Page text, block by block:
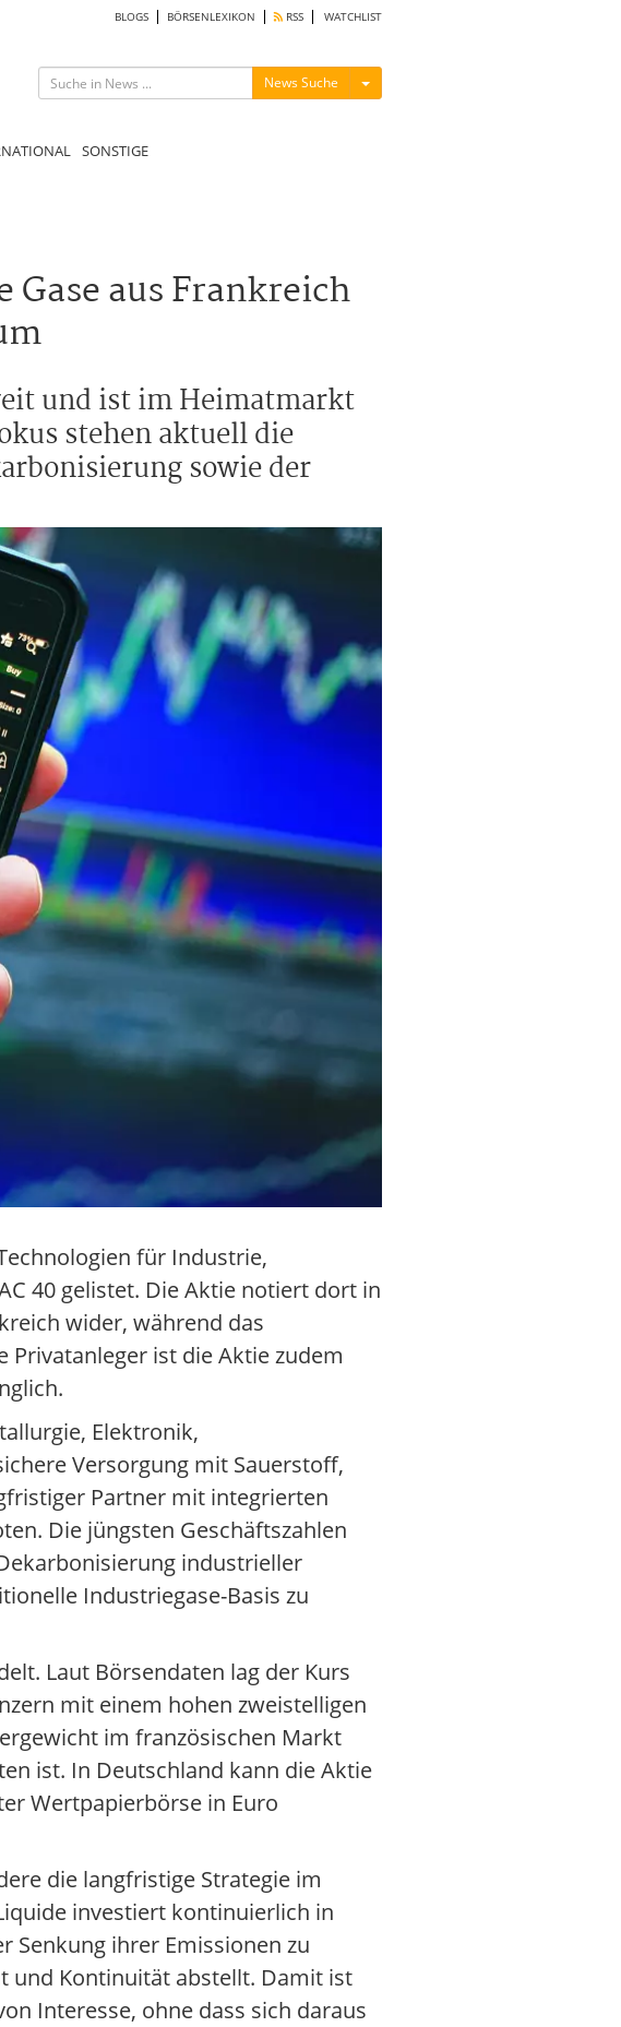
BLOGS BÖRSENLEXIKON RSS WATCHLIST
News Suche Menü ein-/ausblenden
SONSTIGE
aus Frankreich
und ist im Heimatmarkt
stehen aktuell die
sowie der
für Industrie,
40 gelistet. Die Aktie notiert dort in
wider, während das
ist die Aktie zudem
Elektronik,
Versorgung mit Sauerstoff,
Partner mit integrierten
Die jüngsten Geschäftszahlen
industrieller
Industriegase-Basis zu
Laut Börsendaten lag der Kurs
mit einem hohen zweistelligen
im französischen Markt
ist. In Deutschland kann die Aktie
Wertpapierbörse in Euro
die langfristige Strategie im
investiert kontinuierlich in
Senkung ihrer Emissionen zu
und Kontinuität abstellt. Damit ist
Interesse, ohne dass sich daraus